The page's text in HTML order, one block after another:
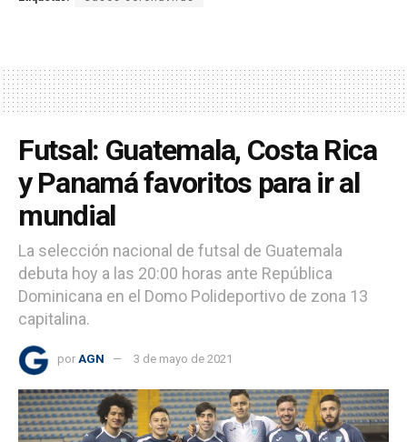
Futsal: Guatemala, Costa Rica
y Panamá favoritos para ir al
mundial
La selección nacional de futsal de Guatemala
debuta hoy a las 20:00 horas ante República
Dominicana en el Domo Polideportivo de zona 13
capitalina.
por AGN 3 de mayo de 2021